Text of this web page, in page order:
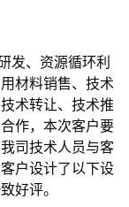
发、资源循环利
材料销售、技术
术转让、技术推
作，本次客户要
司技术人员与客
户设计了以下设
好评。